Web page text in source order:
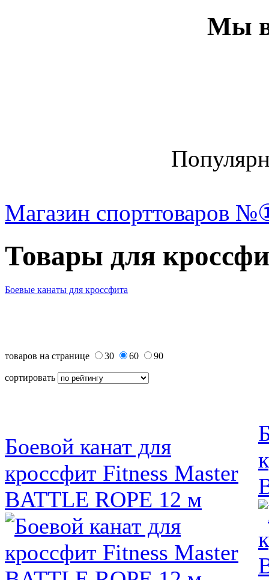
Мы в
Магазин спорттоваров
Товары для
Боевые канаты для кроссфита
товаров на странице 30 60 90
сортировать
Боевой канат для
кроссфит Fitness Master
BATTLE ROPE 12 м